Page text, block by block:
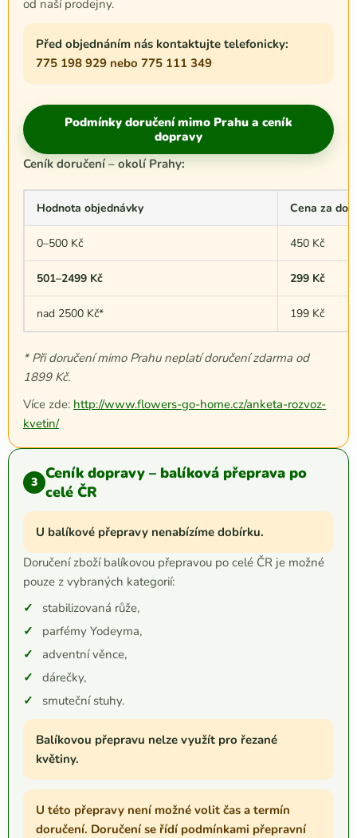
od naší prodejny.
Před objednáním nás kontaktujte telefonicky:
775 198 929 nebo 775 111 349
Podmínky doručení mimo Prahu a ceník
dopravy
Ceník doručení – okolí Prahy:
Hodnota objednávky Cena za
0–500 Kč 450 Kč
501–2499 Kč 299 Kč
nad 2500 Kč* 199 Kč
* Při doručení mimo Prahu neplatí doručení zdarma od
1899 Kč.
Více zde: http://www.flowers-go-home.cz/anketa-rozvoz-
kvetin/
3 Ceník dopravy – balíková přeprava po
celé ČR
U balíkové přepravy nenabízíme dobírku.
Doručení zboží balíkovou přepravou po celé ČR je možné
pouze z vybraných kategorií:
stabilizovaná růže,
parfémy Yodeyma,
adventní věnce,
dárečky,
smuteční stuhy.
Balíkovou přepravu nelze využít pro řezané
květiny.
U této přepravy není možné volit čas a termín
doručení. Doručení se řídí podmínkami přepravní